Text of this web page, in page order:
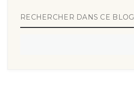
RECHERCHER DANS CE BLOG